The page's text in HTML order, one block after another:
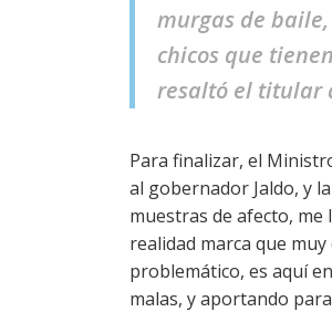
murgas de
chicos que
resaltó el titular
Para finalizar, el
al gobernador Jaldo, y
muestras de afecto,
realidad marca que
problemático, es aquí
malas, y aportando